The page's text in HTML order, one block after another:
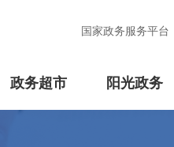
国家政务服务平台
政务超市 阳光政务